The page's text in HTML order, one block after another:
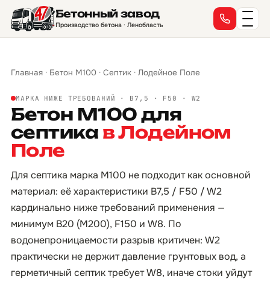
Бетонный завод
Производство бетона · Ленобласть
Главная · Бетон М100 · Септик · Лодейное Поле
МАРКА НИЖЕ ТРЕБОВАНИЙ · B7,5 · F50 · W2
Бетон М100 для
септика в Лодейном
Поле
Для септика марка М100 не подходит как основной
материал: её характеристики B7,5 / F50 / W2
кардинально ниже требований применения —
минимум B20 (М200), F150 и W8. По
водонепроницаемости разрыв критичен: W2
практически не держит давление грунтовых вод, а
герметичный септик требует W8, иначе стоки уйдут